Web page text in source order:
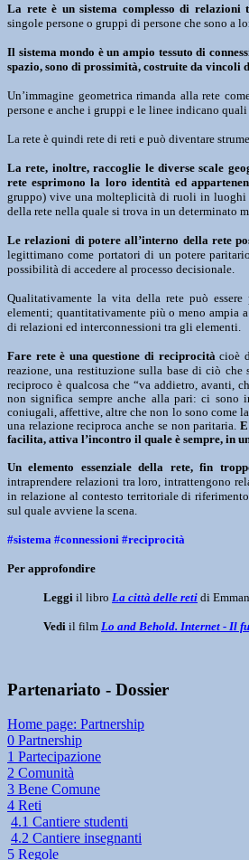
La rete è un sistema complesso di relazioni
singole persone o gruppi di persone che sono a
Il sistema mondo è un ampio tessuto di
spazio, sono di prossimità, costruite da vincoli
Un’immagine geometrica rimanda alla rete
persone e anche i gruppi e le linee indicano
La rete è quindi rete di reti e può diventare
La rete, inoltre, raccoglie le diverse scale
rete esprimono la loro identità ed
gruppo) vive una molteplicità di ruoli in luoghi
della rete nella quale si trova in un determinato
Le relazioni di potere all’interno della rete
legittimano come portatori di un potere
possibilità di accedere al processo decisionale.
Qualitativamente la vita della rete può
elementi; quantitativamente più o meno ampia
di relazioni ed interconnessioni tra gli elementi.
Fare rete è una questione di reciprocità cioè
reazione, una restituzione sulla base di ciò che
reciproco è qualcosa che “va addietro, avanti,
non significa sempre anche alla pari: ci sono
coniugali, affettive, altre che non lo sono come
una relazione reciproca anche se non paritaria.
facilita, attiva l’incontro il quale è sempre, in
Un elemento essenziale della rete, fin
intraprendere relazioni tra loro, intrattengono
in relazione al contesto territoriale di
sul quale avviene la scena.
#sistema #connessioni #reciprocità
Per approfondire
Leggi il libro La città delle reti di
Vedi il film Lo and Behold. Internet - Il
Partenariato - Dossier
Home page: Partnership
0 Partnership
1 Partecipazione
2 Comunità
3 Bene Comune
4 Reti
4.1 Cantiere studenti
4.2 Cantiere insegnanti
5 Regole